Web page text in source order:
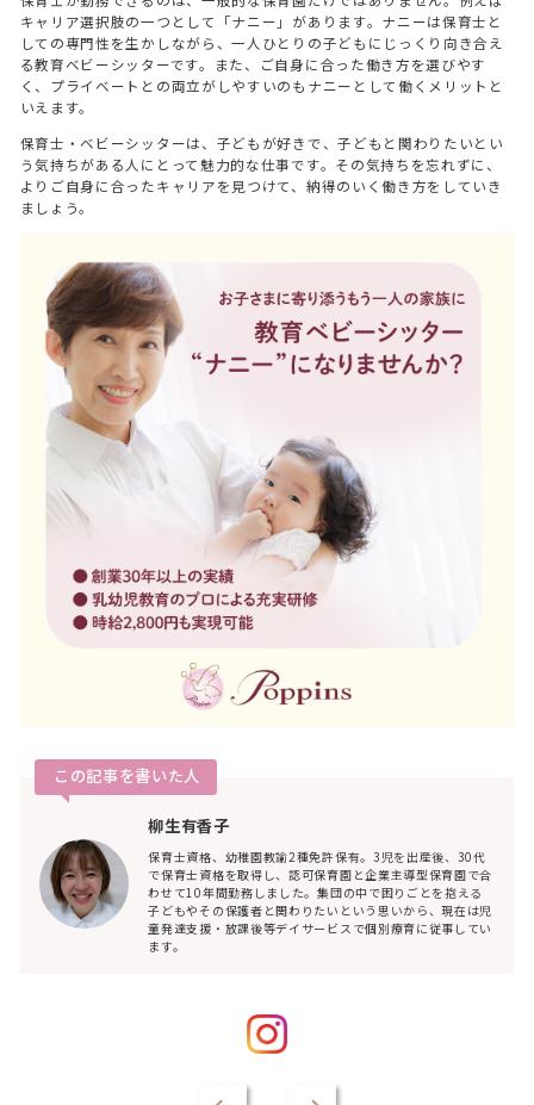
キャリア選択肢の一つとして「ナニー」があります。ナニーは保育士と
しての専門性を生かしながら、一人ひとりの子どもにじっくり向き合え
る教育ベビーシッターです。また、ご自身に合った働き方を選びやす
く、プライベートとの両立がしやすいのもナニーとして働くメリットと
いえます。
保育士・ベビーシッターは、子どもが好きで、子どもと関わりたいとい
う気持ちがある人にとって魅力的な仕事です。その気持ちを忘れずに、
よりご自身に合ったキャリアを見つけて、納得のいく働き方をしていき
ましょう。
この記事を書いた人
柳生有香子
保育士資格、幼稚園教諭2種免許保有。3児を出産後、30代
で保育士資格を取得し、認可保育園と企業主導型保育園で合
わせて10年間勤務しました。集団の中で困りごとを抱える
子どもやその保護者と関わりたいという思いから、現在は児
童発達支援・放課後等デイサービスで個別療育に従事してい
ます。